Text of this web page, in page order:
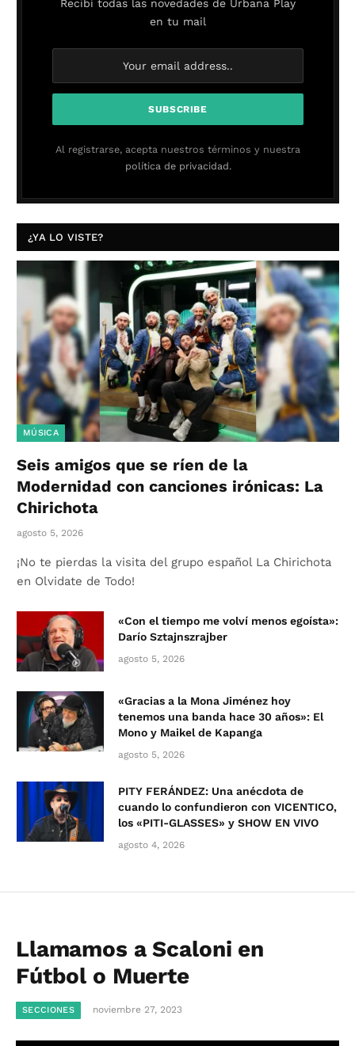
Recibí todas las novedades de Urbana Play
en tu mail
Al registrarse, acepta nuestros términos y nuestra
política de privacidad.
¿YA LO VISTE?
MÚSICA
Seis amigos que se ríen de la
Modernidad con canciones irónicas: La
Chirichota
agosto 5, 2026
¡No te pierdas la visita del grupo español La Chirichota
en Olvidate de Todo!
«Con el tiempo me volví menos egoísta»:
Darío Sztajnszrajber
agosto 5, 2026
«Gracias a la Mona Jiménez hoy
tenemos una banda hace 30 años»: El
Mono y Maikel de Kapanga
agosto 5, 2026
PITY FERÁNDEZ: Una anécdota de
cuando lo confundieron con VICENTICO,
los «PITI-GLASSES» y SHOW EN VIVO
agosto 4, 2026
Llamamos a Scaloni en
Fútbol o Muerte
SECCIONES noviembre 27, 2023